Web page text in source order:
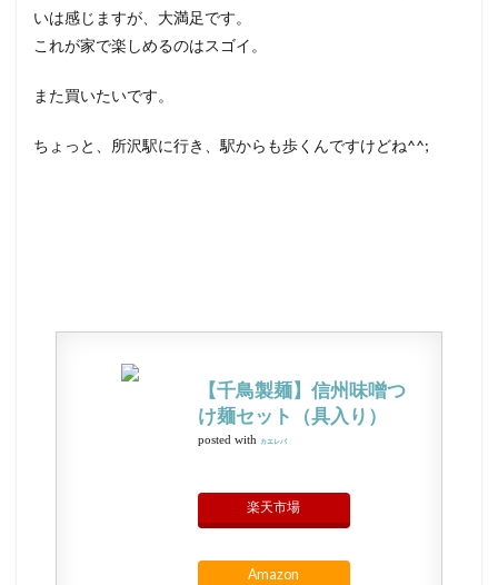
いは感じますが、大満足です。
これが家で楽しめるのはスゴイ。
また買いたいです。
ちょっと、所沢駅に行き、駅からも歩くんですけどね^^;
【千鳥製麺】信州味噌つ
け麺セット（具入り）
posted with カエレバ
楽天市場
Amazon